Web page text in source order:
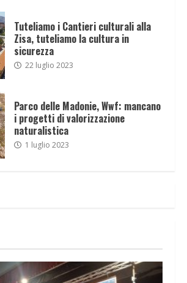
Tuteliamo i Cantieri culturali alla
Zisa, tuteliamo la cultura in
sicurezza
22 luglio 2023
Parco delle Madonie, Wwf: mancano
i progetti di valorizzazione
naturalistica
1 luglio 2023